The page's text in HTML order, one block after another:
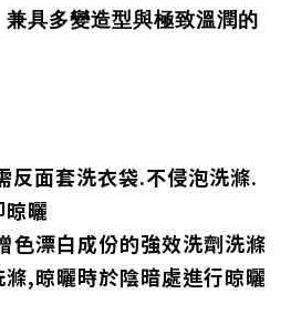
兼具多變造型與極致溫潤的
反面套洗衣袋.不侵泡洗滌.
晾曬
色漂白成份的強效洗劑洗滌
,晾曬時於陰暗處進行晾曬